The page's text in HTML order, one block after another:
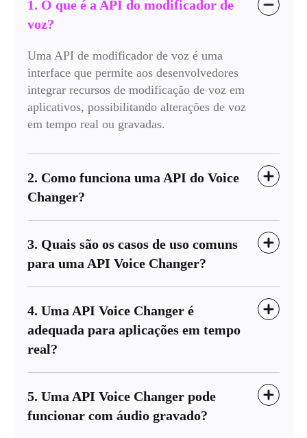
1. O que é a API do modificador de
voz?
Uma API de modificador de voz é uma
interface que permite aos desenvolvedores
integrar recursos de modificação de voz em
aplicativos, possibilitando alterações de voz
em tempo real ou gravadas.
2. Como funciona uma API do Voice
Changer?
3. Quais são os casos de uso comuns
para uma API Voice Changer?
4. Uma API Voice Changer é
adequada para aplicações em tempo
real?
5. Uma API Voice Changer pode
funcionar com áudio gravado?